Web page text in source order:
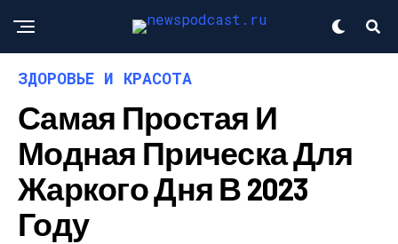
ЗДОРОВЬЕ И КРАСОТА
Самая Простая И
Модная Прическа Для
Жаркого Дня В 2023
Году